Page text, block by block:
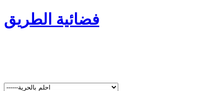
فضائية الطريق